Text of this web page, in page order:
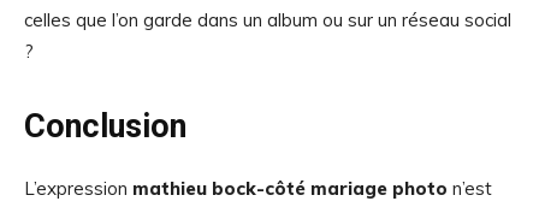
celles que l’on garde dans un album ou sur un réseau social
?
Conclusion
L’expression mathieu bock-côté mariage photo n’est